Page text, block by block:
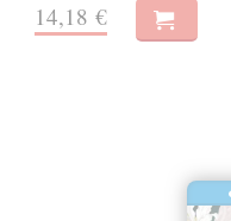
14,18 €